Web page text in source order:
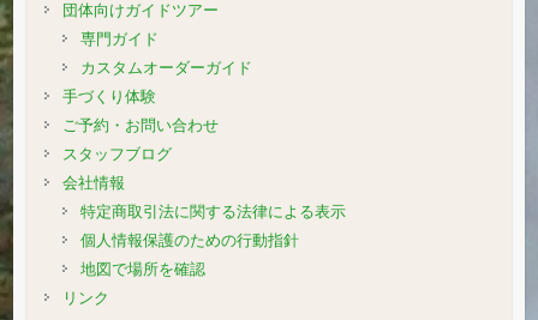
団体向けガイドツアー
専門ガイド
カスタムオーダーガイド
手づくり体験
ご予約・お問い合わせ
スタッフブログ
会社情報
特定商取引法に関する法律による表示
個人情報保護のための行動指針
地図で場所を確認
リンク